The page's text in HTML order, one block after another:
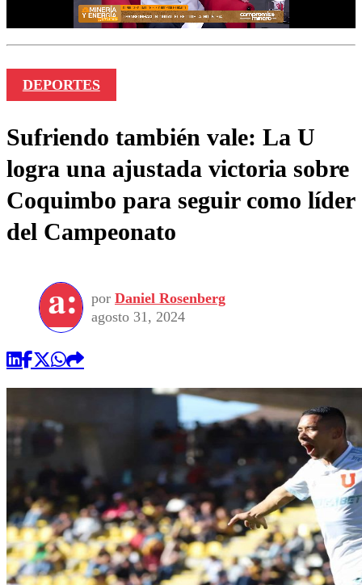
DEPORTES
Sufriendo también vale: La U
logra una ajustada victoria sobre
Coquimbo para seguir como líder
del Campeonato
por Daniel Rosenberg
agosto 31, 2024